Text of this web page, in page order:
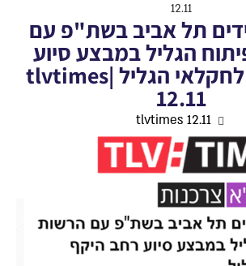
12.11
תל אביב בשת"פ עם
הגליל במבצע סיוע
רחב היקף לחקלאי הגליל |tlvtimes
12.11
tlvtimes 12.11